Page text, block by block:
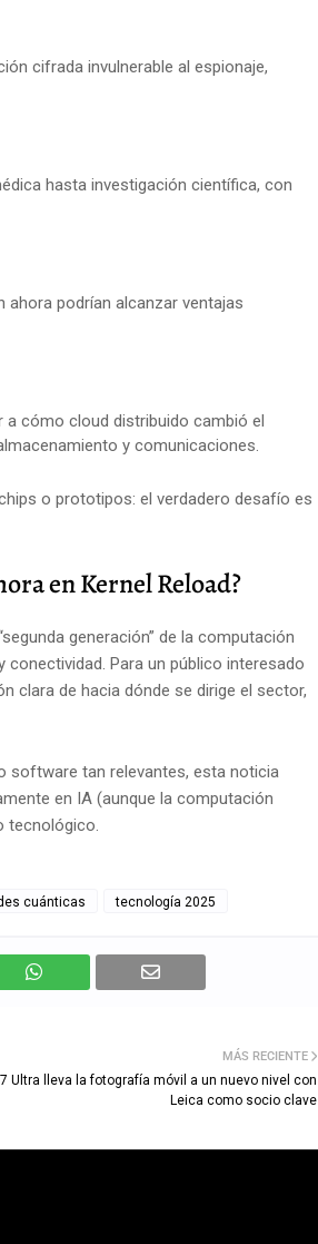
cifrada invulnerable al espionaje,
hasta investigación científica, con
ahora podrían alcanzar ventajas
a cómo cloud distribuido cambió el
y comunicaciones.
o prototipos: el verdadero desafío es
en Kernel Reload?
generación” de la computación
Para un público interesado
clara de hacia dónde se dirige el sector,
software tan relevantes, esta noticia
en IA (aunque la computación
tecnológico.
cuánticas tecnología 2025
MÁS RECIENTE
Ultra lleva la fotografía móvil a un nuevo nivel con
Leica como socio clave